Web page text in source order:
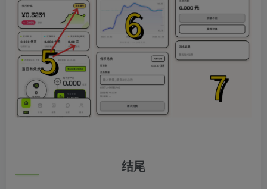
结尾